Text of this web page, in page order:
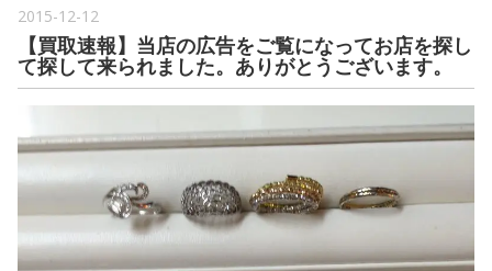
2015-12-12
【買取速報】当店の広告をご覧になってお店を探し
て探して来られました。ありがとうございます。